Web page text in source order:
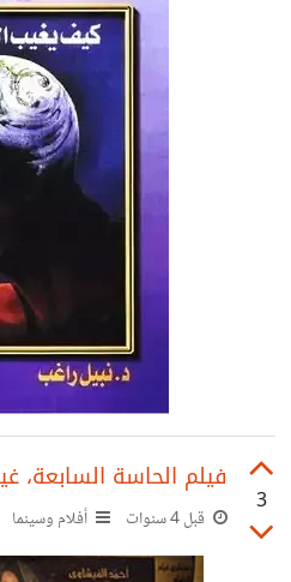
3
فيلم الحاسة السابعة،
قبل 4 سنوات أفلام وسينما